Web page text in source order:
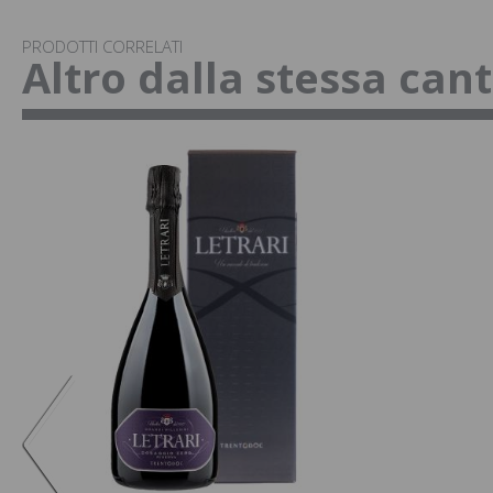
PRODOTTI CORRELATI
Altro dalla stessa